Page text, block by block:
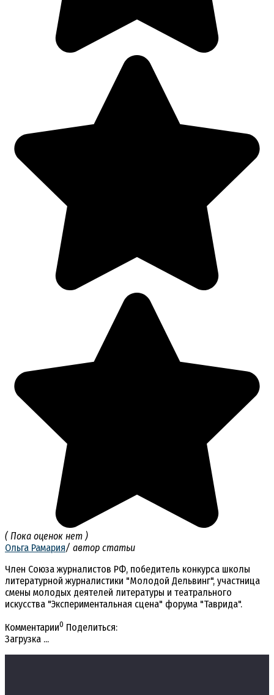
( Пока оценок нет )
Ольга Рамария/ автор статьи
Член Союза журналистов РФ, победитель конкурса школы
литературной журналистики "Молодой Дельвинг", участница
смены молодых деятелей литературы и театрального
искусства "Экспериментальная сцена" форума "Таврида".
Комментарии0 Поделиться:
Загрузка ...